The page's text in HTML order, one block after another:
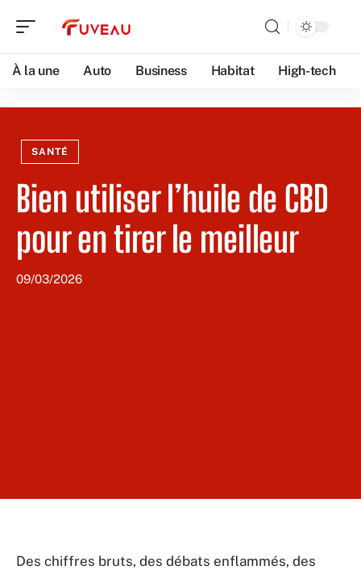
À la une Auto Business Habitat High-tech
SANTÉ
Bien utiliser l’huile de CBD
pour en tirer le meilleur
09/03/2026
Des chiffres bruts, des débats enflammés, des